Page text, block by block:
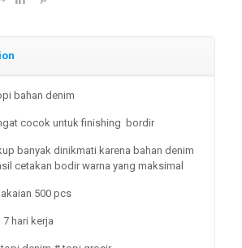
bahan denim
cocok untuk finishing bordir
banyak dinikmati karena bahan denim
cetakan bodir warna yang maksimal
500 pcs
7 hari kerja